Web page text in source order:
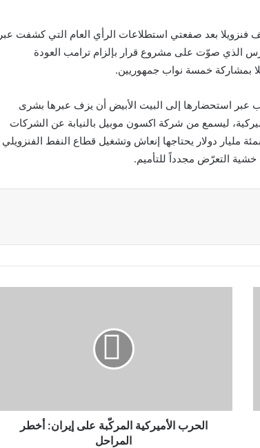
فنزويلا بعد صفعتي استطلاعات الرأي العام التي كشفت عبر
إلى 30%، وصفعة الكونغرس الذي صوّت على مشروع قرار بإلزام ترامب العودة
بمشاركة خمسة نواب جمهوريين.
عبر استحضارها إلى البيت الأبيض أن يزف عبرها بشرى
ليسمع من شركة اكسون موبيل بالنيابة عن الشركات
مليار دولار يحتاجها إنعاش وتشغيل قطاع النفط الفنزويلي
التعرّض مجدداً للتأميم.
الحرب الأميركية المركّبة على إيران: أخطر
المراحل